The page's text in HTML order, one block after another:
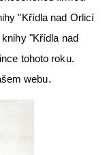
"Křídla nad Orlicí
"Křídla nad
tohoto roku.
webu.